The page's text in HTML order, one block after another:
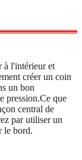
à l'intérieur et
créer un coin
un bon
pression.Ce que
central de
par utiliser un
le bord.